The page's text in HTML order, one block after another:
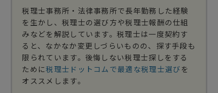
税理士事務所・法律事務所で長年勤務した経験
を生かし、税理士の選び方や税理士報酬の仕組
みなどを解説しています。税理士は一度契約す
ると、なかなか変更しづらいものの、探す手段も
限られています。後悔しない税理士探しをする
ために税理士ドットコムで最適な税理士選びを
オススメします。